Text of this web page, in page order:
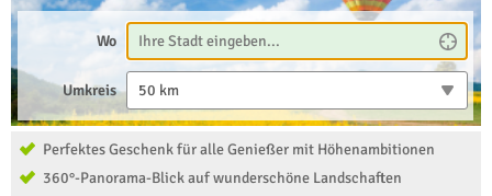
Wo
Umkreis 50 km
Perfektes Geschenk für alle Genießer mit Höhenambitionen
360°-Panorama-Blick auf wunderschöne Landschaften